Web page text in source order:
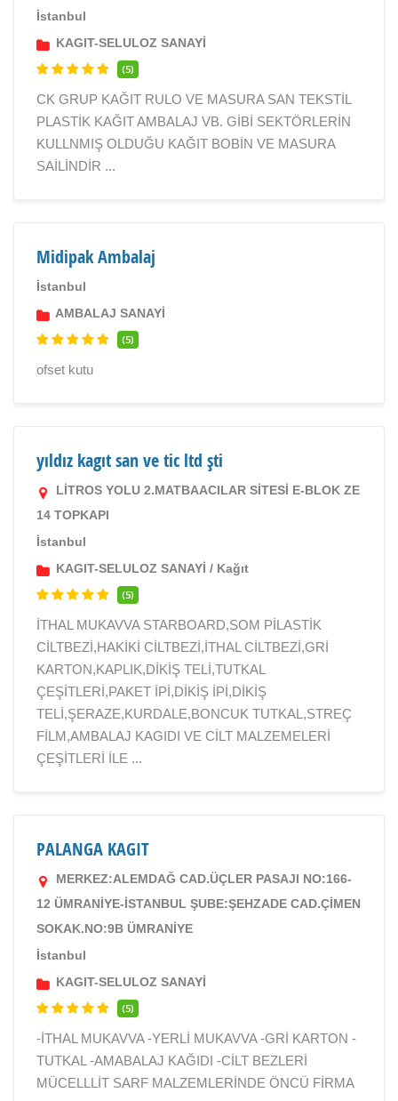
İstanbul
KAGIT-SELULOZ SANAYİ
(5)
CK GRUP KAĞIT RULO VE MASURA SAN TEKSTİL
PLASTİK KAĞIT AMBALAJ VB. GİBİ SEKTÖRLERİN
KULLNMIŞ OLDUĞU KAĞIT BOBİN VE MASURA
SAİLİNDİR ...
Midipak Ambalaj
İstanbul
AMBALAJ SANAYİ
(5)
ofset kutu
yıldız kagıt san ve tic ltd şti
LİTROS YOLU 2.MATBAACILAR SİTESİ E-BLOK ZE
14 TOPKAPI
İstanbul
KAGIT-SELULOZ SANAYİ / Kağıt
(5)
İTHAL MUKAVVA STARBOARD,SOM PİLASTİK
CİLTBEZİ,HAKİKİ CİLTBEZİ,İTHAL CİLTBEZİ,GRİ
KARTON,KAPLIK,DİKİŞ TELİ,TUTKAL
ÇEŞİTLERİ,PAKET İPİ,DİKİŞ İPİ,DİKİŞ
TELİ,ŞERAZE,KURDALE,BONCUK TUTKAL,STREÇ
FİLM,AMBALAJ KAGIDI VE CİLT MALZEMELERİ
ÇEŞİTLERİ İLE ...
PALANGA KAGIT
MERKEZ:ALEMDAĞ CAD.ÜÇLER PASAJI NO:166-
12 ÜMRANİYE-İSTANBUL ŞUBE:ŞEHZADE CAD.ÇİMEN
SOKAK.NO:9B ÜMRANİYE
İstanbul
KAGIT-SELULOZ SANAYİ
(5)
-İTHAL MUKAVVA -YERLİ MUKAVVA -GRİ KARTON -
TUTKAL -AMABALAJ KAĞIDI -CİLT BEZLERİ
MÜCELLLİT SARF MALZEMLERİNDE ÖNCÜ FİRMA